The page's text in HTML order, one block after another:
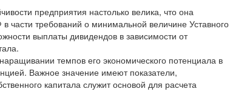
предприятия настолько велика, что она
части требований о минимальной величине Уставного
выплаты дивидендов в зависимости от
темпов его экономического потенциала в
Важное значение имеют показатели,
капитала служит основой для расчета